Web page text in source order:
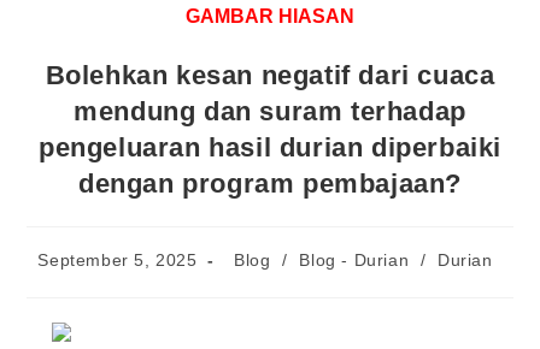
GAMBAR HIASAN
Bolehkan kesan negatif dari cuaca
mendung dan suram terhadap
pengeluaran hasil durian diperbaiki
dengan program pembajaan?
Post
September 5, 2025
Post
Blog / Blog - Durian / Durian